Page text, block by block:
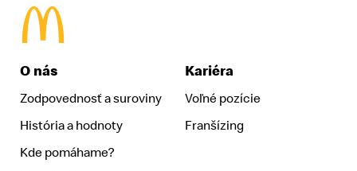
O nás
Zodpovednosť a suroviny
História a hodnoty
Kde pomáhame?
Kariéra
Voľné pozície
Franšízing